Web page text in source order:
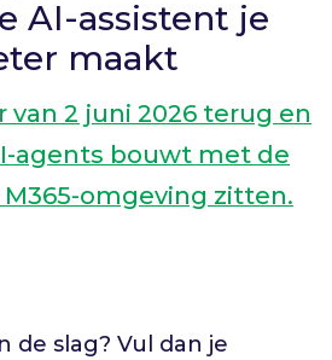
AI-assistent je
maakt
van 2 juni 2026 terug en
agents bouwt met de
omgeving zitten.
de slag? Vul dan je